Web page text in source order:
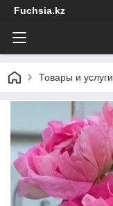
Fuchsia.kz
Товары и услуги